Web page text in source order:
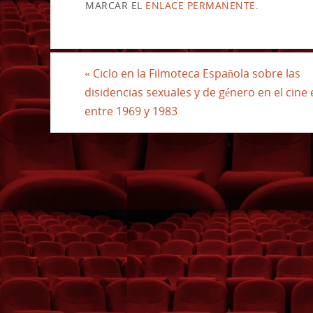
MARCAR EL ENLACE PERMANENTE.
« Ciclo en la Filmoteca Española sobre las
disidencias sexuales y de género en el cine
entre 1969 y 1983